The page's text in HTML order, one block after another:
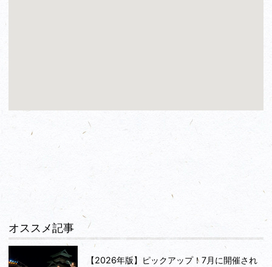
オススメ記事
【2026年版】ピックアップ！7月に開催され